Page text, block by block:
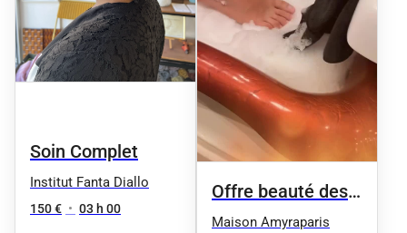
Soin Complet
Institut Fanta Diallo
150 € • 03 h 00
Offre beauté des
pieds femme
Maison Amyraparis